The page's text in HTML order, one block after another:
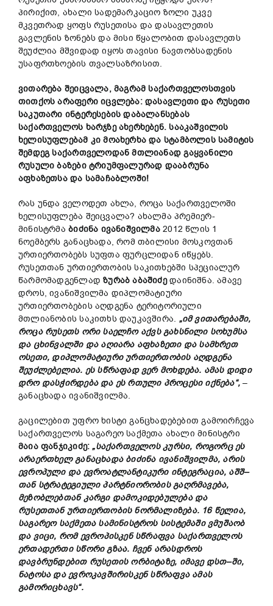
პირიქით, ახალი სადემარკაციო ზოლი უკვე
მკვეთრად ყოფს რუსეთისა და დასავლეთის
გავლენის ზონებს და მისი წყალობით დასავლეთს
შეუძლია მშვიდად იყოს თავისი ნავთობსადენის
უსაფრთხოების თვალსაზრისით.
ვითარება შეიცვალა, მაგრამ საქართველოსთვის
თითქოს არაფერი იცვლება:დასავლეთი და რუსეთი
საკუთარი ინტერესების დაბალანსებას
საქართველოს ხარჯზე ახერხებენ.სააკაშვილის
ხელისუფლებამ კი მოახერხა და სტამბოლის სამიტის
შემდეგ საქართველოდან მთლიანად გაყვანილი
რუსული ბაზები ტრიუმფალურად დააბრუნა
აფხაზეთსა და სამაჩაბლოში!
რას უნდა ველოდეთ ახლა, როცა საქართველოში
ხელისუფლება შეიცვალა? ახალმა პრემიერ-
მინისტრმაბიძინა ივანიშვილმა2012 წლის 1
ნოემბერს განაცხადა, რომ თბილისი მოსკოვთან
ურთიერთობებს სუფთა ფურცლიდან იწყებს.
რუსეთთან ურთიერთობის საკითხებში სპეციალურ
წარმომადგენლადზურაბ აბაშიძედაინიშნა. ამავე
დროს, ივანიშვილმა დიპლომატიური
ურთიერთობების აღდგენა ტერიტორიული
მთლიანობის საკითხს დაუკავშირა. „იმ ვითარებაში,
როცა რუსეთს ორი საელჩო აქვს გახსნილი სოხუმსა
და ცხინვალში და აღიარა აფხაზეთი და სამხრეთ
ოსეთი, დიპლომატიური ურთიერთობის აღდგენა
შეუძლებელია. ეს სწრაფად ვერ მოხდება. ამას დიდი
დრო დასჭირდება და ეს რთული პროცესი იქნება“, –
განაცხადა ივანიშვილმა.
გაცილებით უფრო ხისტი განცხადებებით გამოირჩევა
საქართველოს საგარეო საქმეთა ახალი მინისტრი
მაია ფანჯიკიძე: „საქართველოს კურსი, როგორც ეს
არაერთხელ განაცხადა ბიძინა ივანიშვილმა, არის
ევროპული და ევროატლანტიკური ინტეგრაცია, აშშ–
თან სტრატეგიული პარტნიორობის გაღრმავება,
მეზობლებთან კარგი დამოკიდებულება და
რუსეთთან ურთიერთობის ნორმალიზება. 16 წელია,
საგარეო საქმეთა სამინისტროს სისტემაში ვმუშაობ
და ვიცი, რომ ევროპისკენ სწრაფვა საქართველოს
ერთადერთი სწორი გზაა. ჩვენ არასდროს
დავბრუნდებით რუსეთის ორბიტაზე, იმავე დსთ–ში,
ნატოსა და ევროკავშირისკენ სწრაფვა ამას
გამორიცხავს“.